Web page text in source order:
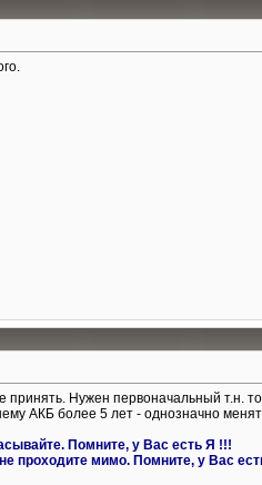
Нужен первоначальный
АКБ более 5 лет - однозначно
Помните, у Вас есть Я !!!
проходите мимо. Помните, у Вас